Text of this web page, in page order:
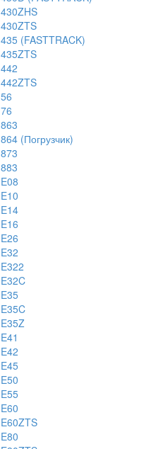
430ZHS
430ZTS
435 (FASTTRACK)
435ZTS
442
442ZTS
56
76
863
864 (Погрузчик)
873
883
E08
E10
E14
E16
E26
E32
E322
E32C
E35
E35C
E35Z
E41
E42
E45
E50
E55
E60
E60ZTS
E80